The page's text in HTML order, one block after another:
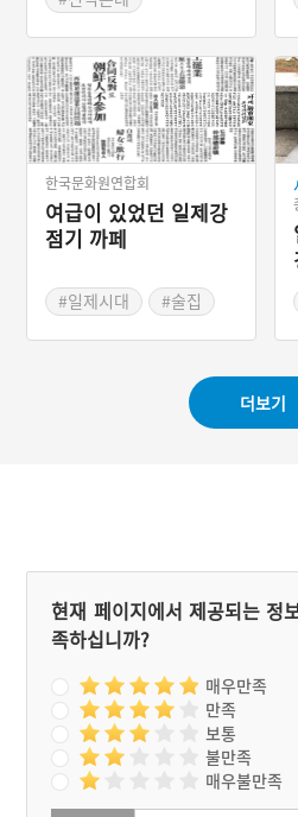
분이 비기독교인이다. 이것
이 불합리하다고 하여 새로
운 형태의 혼례를 모색하게
되는데, 이때 등장한 것이
계명구락부식이다. 이 양식
은 사회식 혼인을 대표한다.
일제강점기에 피로연과 신
혼여행이 일본을 통해 우리
나라에 들어오게 된다.
한국문화원연합회
여급이 있었던 일제강
점기 까페
#일제시대
#술집
더보기
현재 페이지에서 제공되는 정
족하십니까?
매우만족
만족
보통
불만족
매우불만족